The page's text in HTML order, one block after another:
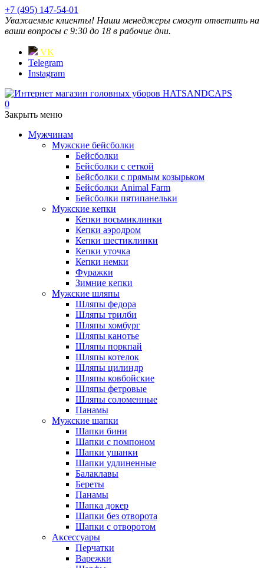
+7 (495) 147-54-01
Уважаемые клиенты! Наши менеджеры смогут ответить на
ваши вопросы с 9:30 до 18 в рабочие дни.
VK
Telegram
Instagram
0
Закрыть меню
Мужчинам
Мужские бейсболки
Бейсболки
Бейсболки с сеткой
Бейсболки с прямым козырьком
Бейсболки Animal Farm
Бейсболки пятипанельки
Мужские кепки
Кепки восьмиклинки
Кепки аэродром
Кепки шестиклинки
Кепки уточка
Кепки немки
Фуражки
Зимние кепки
Мужские шляпы
Шляпы федора
Шляпы трилби
Шляпы хомбург
Шляпы канотье
Шляпы поркпай
Шляпы котелок
Шляпы цилиндр
Шляпы ковбойские
Шляпы фетровые
Шляпы соломенные
Панамы
Мужские шапки
Шапки бини
Шапки с помпоном
Шапки ушанки
Шапки удлиненные
Балаклавы
Береты
Панамы
Шапка докер
Шапки без отворота
Шапки с отворотом
Аксессуары
Перчатки
Варежки